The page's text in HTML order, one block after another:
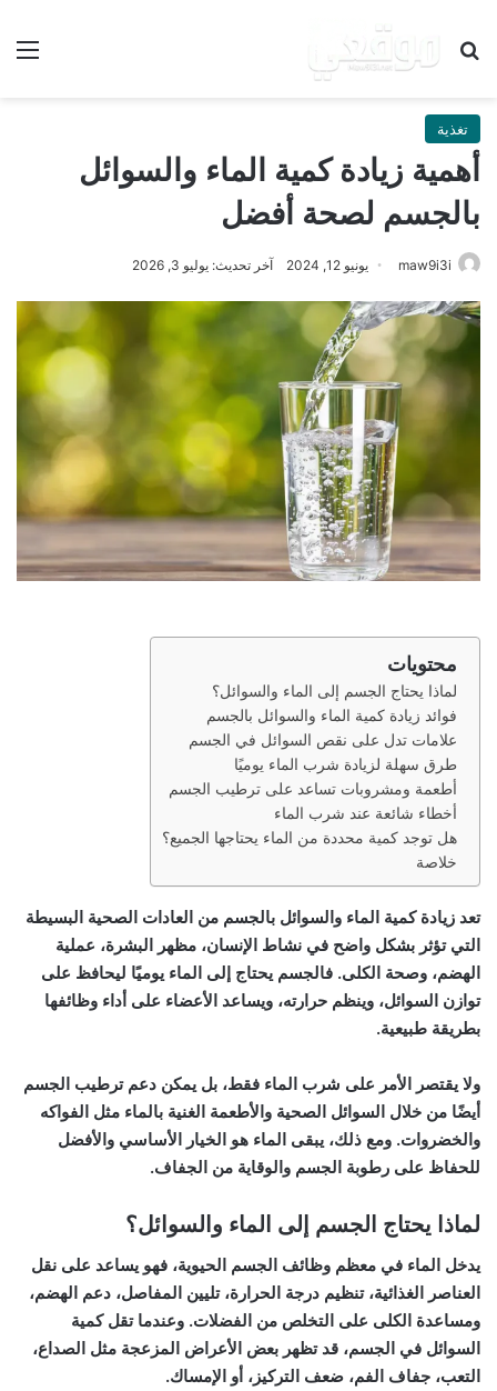
بحث عن
تغذية
أهمية زيادة كمية الماء والسوائل
بالجسم لصحة أفضل
maw9i3i يونيو 12, 2024 آخر تحديث: يوليو 3, 2026
محتويات
لماذا يحتاج الجسم إلى الماء والسوائل؟
فوائد زيادة كمية الماء والسوائل بالجسم
علامات تدل على نقص السوائل في الجسم
طرق سهلة لزيادة شرب الماء يوميًا
أطعمة ومشروبات تساعد على ترطيب الجسم
أخطاء شائعة عند شرب الماء
هل توجد كمية محددة من الماء يحتاجها الجميع؟
خلاصة
تعد زيادة كمية الماء والسوائل بالجسم من العادات الصحية البسيطة
التي تؤثر بشكل واضح في نشاط الإنسان، مظهر البشرة، عملية
الهضم، وصحة الكلى. فالجسم يحتاج إلى الماء يوميًا ليحافظ على
توازن السوائل، وينظم حرارته، ويساعد الأعضاء على أداء وظائفها
بطريقة طبيعية.
ولا يقتصر الأمر على شرب الماء فقط، بل يمكن دعم ترطيب الجسم
أيضًا من خلال السوائل الصحية والأطعمة الغنية بالماء مثل الفواكه
والخضروات. ومع ذلك، يبقى الماء هو الخيار الأساسي والأفضل
للحفاظ على رطوبة الجسم والوقاية من الجفاف.
لماذا يحتاج الجسم إلى الماء والسوائل؟
يدخل الماء في معظم وظائف الجسم الحيوية، فهو يساعد على نقل
العناصر الغذائية، تنظيم درجة الحرارة، تليين المفاصل، دعم الهضم،
ومساعدة الكلى على التخلص من الفضلات. وعندما تقل كمية
السوائل في الجسم، قد تظهر بعض الأعراض المزعجة مثل الصداع،
التعب، جفاف الفم، ضعف التركيز، أو الإمساك.